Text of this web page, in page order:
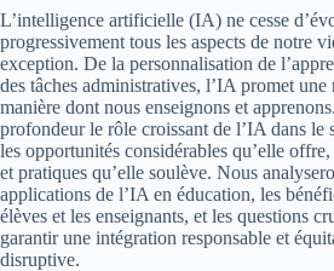
L’intelligence artificielle (IA) ne cesse
progressivement tous les aspects de notre
exception. De la personnalisation de
des tâches administratives, l’IA promet
manière dont nous enseignons et
profondeur le rôle croissant de l’IA dans le
les opportunités considérables qu’elle
et pratiques qu’elle soulève. Nous
applications de l’IA en éducation, les
élèves et les enseignants, et les questions
garantir une intégration responsable et
disruptive.